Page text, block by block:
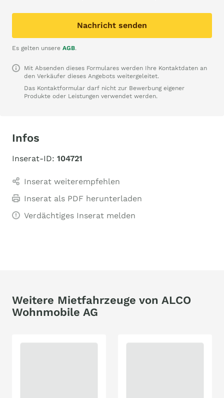
Nachricht senden
Es gelten unsere AGB.
Mit Absenden dieses Formulares werden Ihre Kontaktdaten an
den Verkäufer dieses Angebots weitergeleitet.
Das Kontaktformular darf nicht zur Bewerbung eigener
Produkte oder Leistungen verwendet werden.
Infos
Inserat-ID: 104721
Inserat weiterempfehlen
Inserat als PDF herunterladen
Verdächtiges Inserat melden
Weitere Mietfahrzeuge von ALCO
Wohnmobile AG